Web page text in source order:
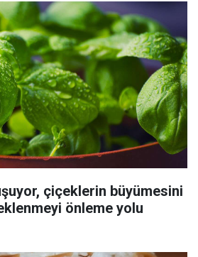
çiçeklerin büyümesini
önleme yolu